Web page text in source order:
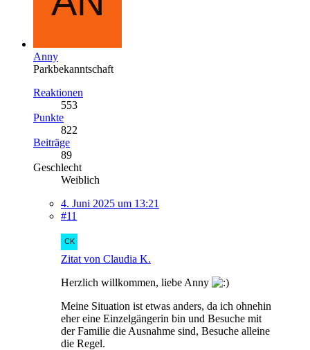
Anny
Parkbekanntschaft
Reaktionen
553
Punkte
822
Beiträge
89
Geschlecht
Weiblich
4. Juni 2025 um 13:21
#11
Zitat von Claudia K.
Herzlich willkommen, liebe Anny
Meine Situation ist etwas anders, da ich ohnehin
eher eine Einzelgängerin bin und Besuche mit
der Familie die Ausnahme sind, Besuche alleine
die Regel.